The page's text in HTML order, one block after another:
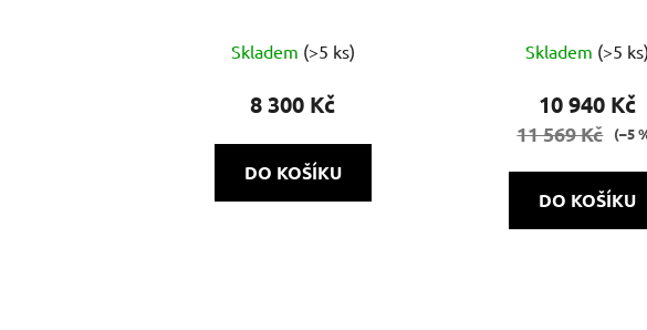
Skladem (>5 ks)
8 300 Kč
DO KOŠÍKU
Skladem (>5 ks)
10 940 Kč
11 569 Kč (–5
DO KOŠÍKU